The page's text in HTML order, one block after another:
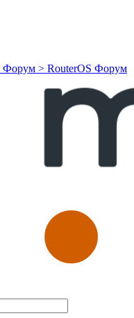
Форум > RouterOS Форум